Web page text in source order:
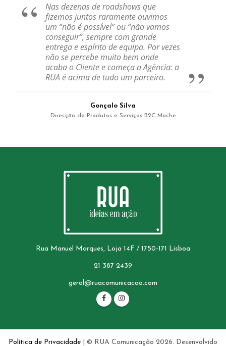
Nas dezenas de roadshows que
fizemos juntos raramente ouvimos
um “não é possível” ou “não vamos
conseguir”, sempre com grande
entrega e espírito de equipa. Por vezes
não se percebe muito bem onde
acaba o Cliente e começa a Agência: a
RUA é acima de tudo um parceiro.
Gonçalo Silva
Direcção de Produtos e Serviços B2C Moche
Rua Manuel Marques, Loja 14F / 1750-171 Lisboa
21 387 2439
geral@ruacomunicacao.com
Política de Privacidade | © RUA Comunicação 2026. Desenvolvido